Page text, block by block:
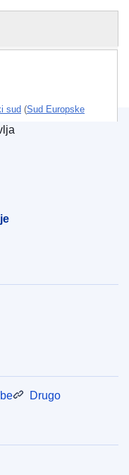
sud (Sud Europske
Drugo